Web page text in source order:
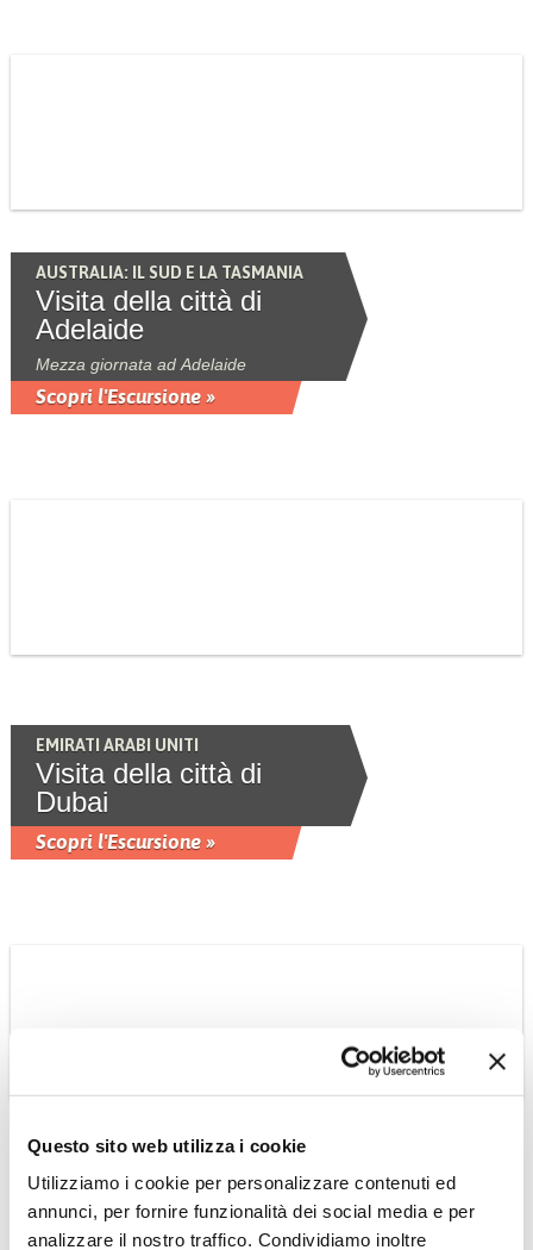
Questo sito web utilizza i cookie
Utilizziamo i cookie per personalizzare contenuti ed
annunci, per fornire funzionalità dei social media e per
analizzare il nostro traffico. Condividiamo inoltre
AUSTRALIA: IL SUD E LA TASMANIA
Visita della città di
Adelaide
Mezza giornata ad Adelaide
Scopri l'Escursione »
EMIRATI ARABI UNITI
Visita della città di
Dubai
Scopri l'Escursione »
Visita della città di
Manila